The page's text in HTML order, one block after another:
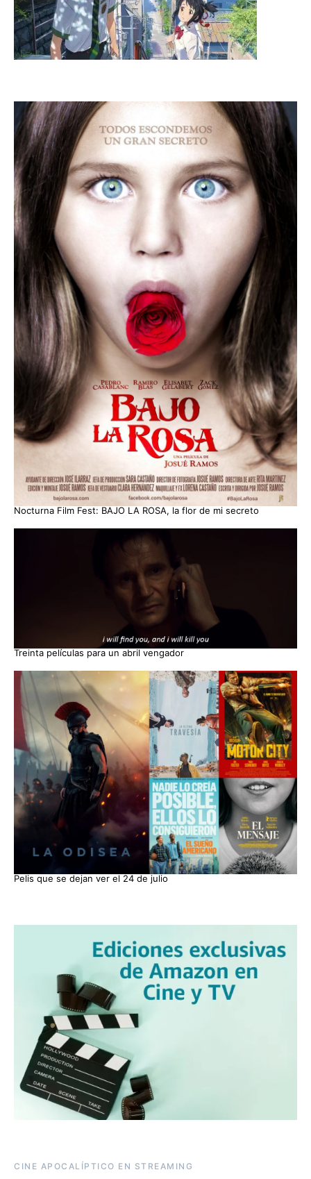
Nocturna Film Fest: BAJO LA ROSA, la flor de mi secreto
Treinta películas para un abril vengador
Pelis que se dejan ver el 24 de julio
CINE APOCALÍPTICO EN STREAMING